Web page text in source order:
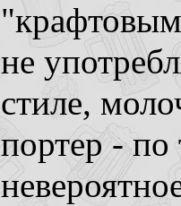
не
стиле,
портер -